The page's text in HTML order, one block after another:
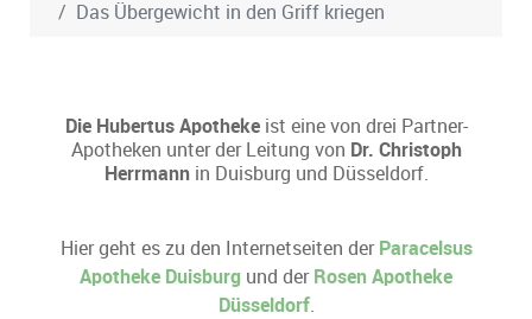
Das Übergewicht in den Griff kriegen
Die Hubertus Apothekeist eine von drei Partner-
Apotheken unter der Leitung von Dr. Christoph
Herrmannin Duisburg und Düsseldorf.
Hier geht es zu den Internetseiten der Paracelsus
Apotheke Duisburg und der Rosen Apotheke
Düsseldorf.